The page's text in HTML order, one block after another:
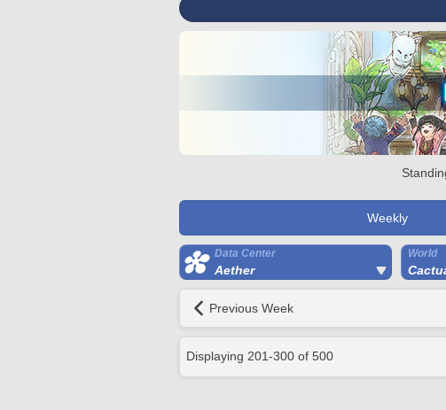
Weekly
Data Center
Aether
World
Previous Week
Displaying 201-300 of 500